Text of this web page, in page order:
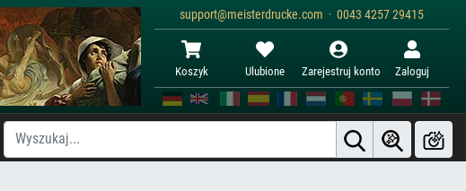
support@meisterdrucke.com · 0043 4257 29415
Koszyk Ulubione Zarejestruj konto Zaloguj